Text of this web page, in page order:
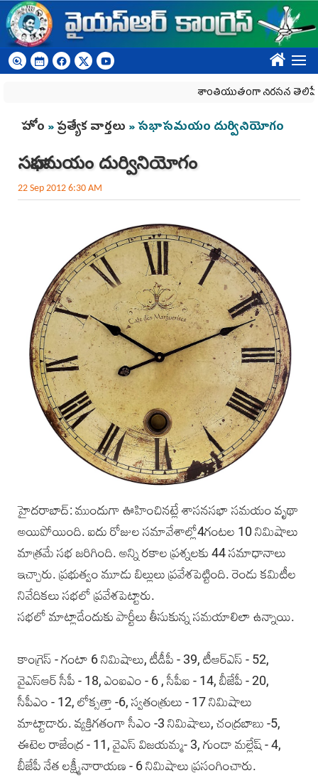
Skip to main content
????
శాంతియుతంగా నిరసన తెలిపే
You are here
హోం »ప్రత్యేక వార్తలు » సభాసమయం దుర్వినియోగం
సభాసమయం దుర్వినియోగం
22 Sep 2012 6:30 AM
హైదరాబాద్: ముందుగా ఊహించినట్లే శాసనసభా సమయం వృథా
అయిపోయింది. ఐదు రోజుల సమావేశాల్లో4గంటల 10 నిమిషాలు
మాత్రమే సభ జరిగింది. అన్ని రకాల ప్రశ్నలకు 44 సమాధానాలు
ఇచ్చారు. ప్రభుత్వం మూడు బిల్లులు ప్రవేశపెట్టింది. రెండు కమిటీల
నివేదికలు సభలో ప్రవేశపెట్టారు.
సభలో మాట్లాడేందుకు పార్టీలు తీసుకున్న సమయాలిలా ఉన్నాయి.
కాంగ్రెస్ - గంటా 6 నిమిషాలు, టీడీపీ - 39, టీఆర్ఎస్ - 52,
వైఎస్ఆర్ సీపీ - 18, ఎంఐఎం - 6 , సీపీఐ - 14, బీజేపీ - 20,
సీపీఎం - 12, లోక్సత్తా -6, స్వతంత్రులు - 17 నిమిషాలు
మాట్టాడారు. వ్యక్తిగతంగా సీఎం -3 నిమిషాలు, చంద్రబాబు -5,
ఈటెల రాజేంద్ర - 11, వైఎస్ విజయమ్మ- 3, గుండా మల్లేష్ - 4,
బీజేపీ నేత లక్ష్మీనారాయణ - 6 నిమిషాలు ప్రసంగించారు.